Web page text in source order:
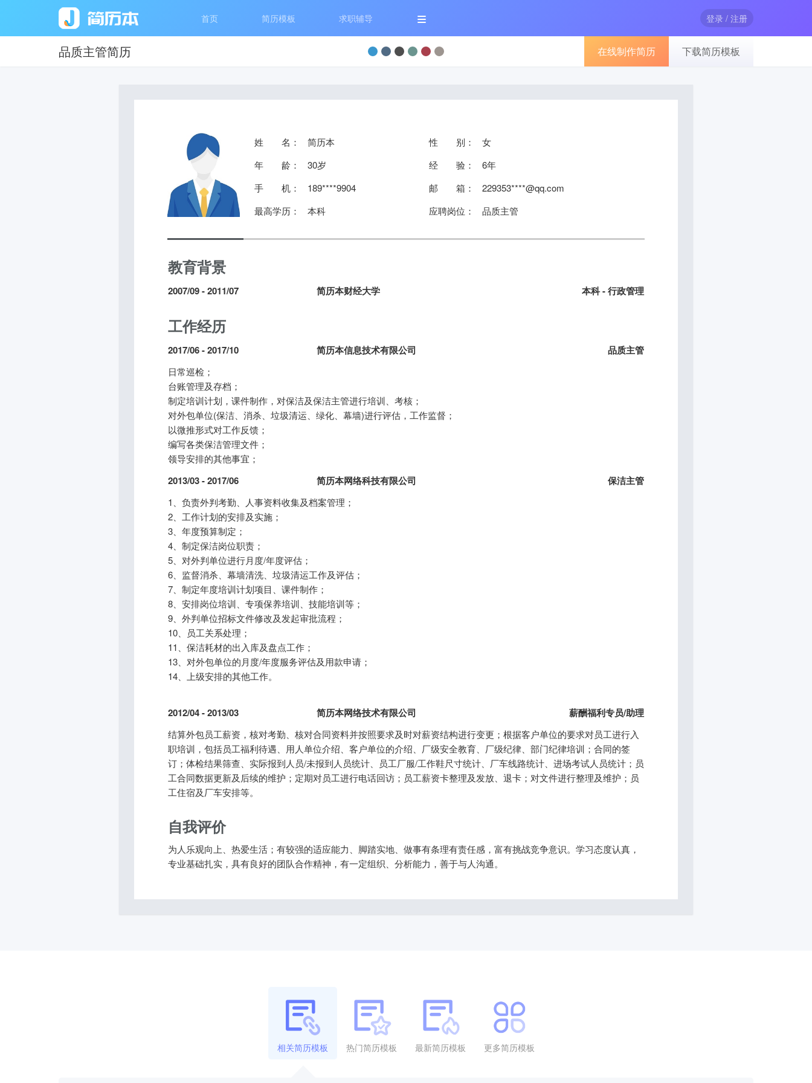
首页 简历模板 求职辅导 登录 / 注册
品质主管简历 在线制作简历 下载简历模板
姓 名： 简历本 性 别：
女
年 龄：
30岁 经 验：
6年
手 机：
189****9904 邮 箱：
229353****@qq.com
最高学历：
本科 应聘岗位： 品质主管
教育背景
2007/09 - 2011/07 简历本财经大学 本科 - 行政管理
工作经历
2017/06 - 2017/10 简历本信息技术有限公司 品质主管
日常巡检；
台账管理及存档；
制定培训计划，课件制作，对保洁及保洁主管进行培训、考核；
对外包单位(保洁、消杀、垃圾清运、绿化、幕墙)进行评估，工作监督；
以微推形式对工作反馈；
编写各类保洁管理文件；
领导安排的其他事宜；
2013/03 - 2017/06 简历本网络科技有限公司 保洁主管
1、负责外判考勤、人事资料收集及档案管理；
2、工作计划的安排及实施；
3、年度预算制定；
4、制定保洁岗位职责；
5、对外判单位进行月度/年度评估；
6、监督消杀、幕墙清洗、垃圾清运工作及评估；
7、制定年度培训计划项目、课件制作；
8、安排岗位培训、专项保养培训、技能培训等；
9、外判单位招标文件修改及发起审批流程；
10、员工关系处理；
11、保洁耗材的出入库及盘点工作；
13、对外包单位的月度/年度服务评估及用款申请；
14、上级安排的其他工作。
2012/04 - 2013/03 简历本网络技术有限公司 薪酬福利专员/助理
结算外包员工薪资，核对考勤、核对合同资料并按照要求及时对薪资结构进行变更；根据客户单位的要求对员工进行入
职培训，包括员工福利待遇、用人单位介绍、客户单位的介绍、厂级安全教育、厂级纪律、部门纪律培训；合同的签
订；体检结果筛查、实际报到人员/未报到人员统计、员工厂服/工作鞋尺寸统计、厂车线路统计、进场考试人员统计；员
工合同数据更新及后续的维护；定期对员工进行电话回访；员工薪资卡整理及发放、退卡；对文件进行整理及维护；员
工住宿及厂车安排等。
自我评价
为人乐观向上、热爱生活；有较强的适应能力、脚踏实地、做事有条理有责任感，富有挑战竞争意识。学习态度认真，
专业基础扎实，具有良好的团队合作精神，有一定组织、分析能力，善于与人沟通。
相关简历模板 热门简历模板 最新简历模板 更多简历模板